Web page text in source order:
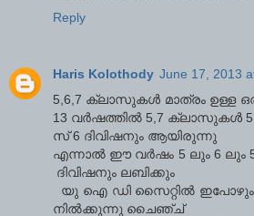
Reply
Haris Kolothody June 17, 2013
5,6,7 ക്ലാസുകൾ മാത്രം ഉള്ള
13 വർഷത്തിൽ 5,7 ക്ലാസുകൾ
സ് 6 ദിവിഷനും ആയിരുന്നു
എന്നാൽ ഈ വർഷം 5 ലും 6 ലും 5
ദിവിഷനും ലബിക്കും
യു ഐ ഡി സൈറ്റിൽ ഇപോഴും
നിൽക്കുന്നു ചൈഞ്ച്